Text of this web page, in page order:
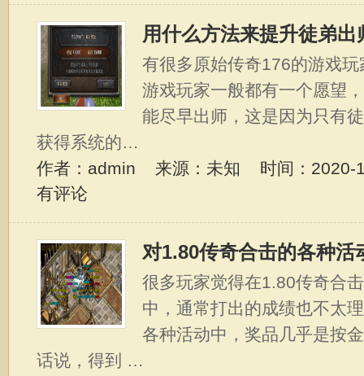
用什么方法来提升徒弟出
有很多原始传奇176的游戏
游戏玩家一般都有一个愿望
能尽早出师，这是因为只有
获得系统的…
作者：admin 来源：未知 时间：
有评论
对1.80传奇合击的各种活
很多玩家觉得在1.80传奇合
中，通常打出的成绩也不太
各种活动中，奖品几乎是按
话说，得到 …